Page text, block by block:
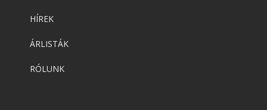
HÍREK
ÁRLISTÁK
RÓLUNK